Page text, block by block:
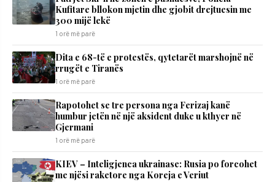
Kufitare bllokon mjetin dhe gjobit drejtuesin me
300 mijë lekë
1 orë më parë
Dita e 68-të e protestës, qytetarët marshojnë në
rrugët e Tiranës
1 orë më parë
Rapotohet se tre persona nga Ferizaj kanë
humbur jetën në një aksident duke u kthyer në
Gjermani
1 orë më parë
KIEV – Inteligjenca ukrainase: Rusia po forcohet
me njësi raketore nga Koreja e Veriut